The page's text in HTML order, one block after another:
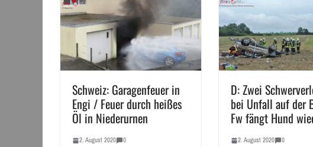
Schweiz: Garagenfeuer in
Engi / Feuer durch heißes
Öl in Niederurnen
2. August 2020 0
D: Zwei
bei Unfall auf der
Fw fängt Hund
2. August 2020 0